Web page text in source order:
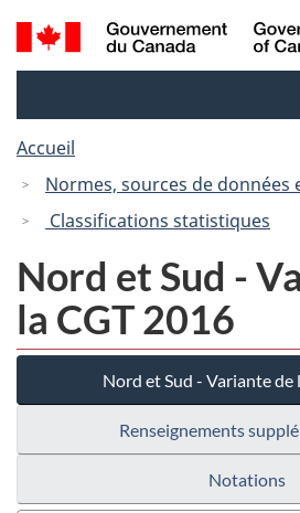
au
à
Recherche
et
Accueil
Normes, sources de données
Classifications statistiques
Nord et Sud -
la CGT 2016
Nord et Sud - Variante de
Renseignements
Notations